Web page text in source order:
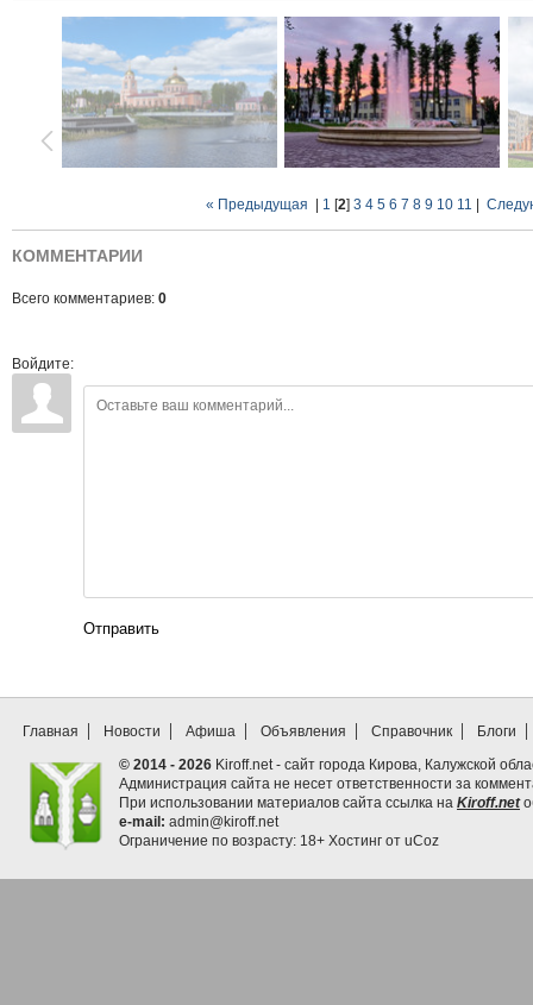
« Предыдущая 1 [2] 3 4 5 6 7 8 9 10 11
КОММЕНТАРИИ
Всего комментариев: 0
Войдите:
Отправить
Главная Новости Афиша Объявления Справочник
Блоги
© 2014 - 2026 Kiroff.net - сайт города Кирова, Калужской
Администрация сайта не несет ответственности за
При использовании материалов сайта ссылка на Kiroff.net
e-mail: admin@kiroff.net
Ограничение по возрасту: 18+ Хостинг от uCoz